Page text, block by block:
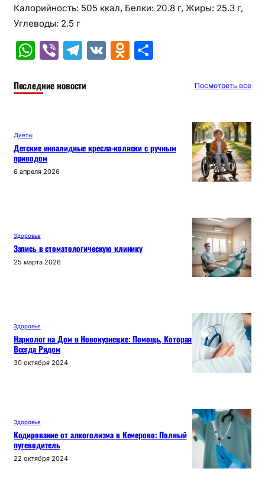
Калорийность: 505 ккал, Белки: 20.8 г, Жиры: 25.3 г,
Углеводы: 2.5 г
W
at
p
p
Vi
er
T
e
m
V O
a
О
в
Последние новости Посмотреть все
Диеты
Детские инвалидные кресла-коляски с ручным
приводом
6 апреля 2026
Здоровье
Запись в стоматологическую клинику
25 марта 2026
Здоровье
Нарколог на Дом в Новокузнецке: Помощь, Которая
Всегда Рядом
30 октября 2024
Здоровье
Кодирование от алкоголизма в Кемерово: Полный
путеводитель
22 октября 2024